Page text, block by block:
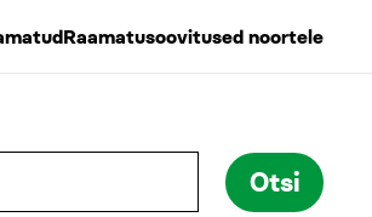
Raamatusoovitused noortele